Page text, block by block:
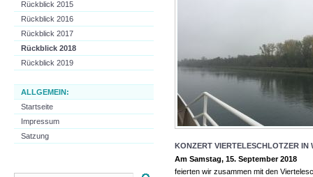
Rückblick 2015
Rückblick 2016
Rückblick 2017
Rückblick 2018
Rückblick 2019
ALLGEMEIN:
Startseite
Impressum
Satzung
KONZERT VIERTELESCHLOTZER IN
Am Samstag, 15. September 2018
feierten wir zusammen mit den